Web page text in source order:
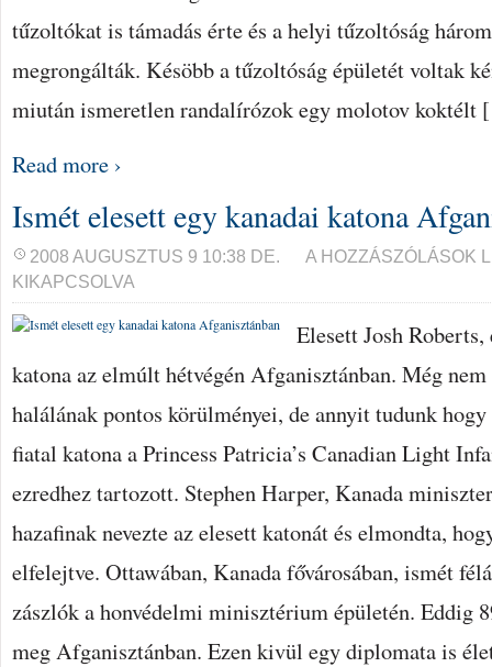
tűzoltókat is támadás érte és a helyi tűzoltóság
megrongálták. Késöbb a tűzoltóság épületét voltak
miután ismeretlen randalírózok egy molotov
Read more ›
Ismét elesett egy kanadai katona
2008 AUGUSZTUS 9 10:38 DE.
ISMÉT
KANADAI
AFGANISZTÁNBAN
A HOZZÁSZÓLÁSOK
KIKAPCSOLVA
Elesett Josh
katona az elmúlt hétvégén Afganisztánban. Még
halálának pontos körülményei, de annyit tudunk
fiatal katona a Princess Patricia’s Canadian Light
ezredhez tartozott. Stephen Harper, Kanada
hazafinak nevezte az elesett katonát és elmondta,
elfelejtve. Ottawában, Kanada fővárosában, ismét
zászlók a honvédelmi minisztérium épületén. Eddig
meg Afganisztánban. Ezen kivül egy diplomata is